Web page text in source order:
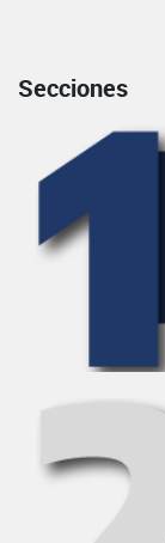
Secciones